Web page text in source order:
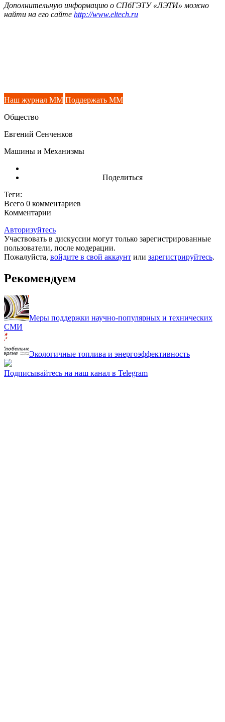
Дополнительную информацию о СПбГЭТУ «ЛЭТИ» можно
найти на его сайте http://www.eltech.ru
Наш журнал ММ Поддержать ММ
Общество
Евгений Сенченков
Машины и Механизмы
Поделиться
Теги:
Всего 0 комментариев
Комментарии
Авторизуйтесь
Участвовать в дискуссии могут только зарегистрированные
пользователи, после модерации.
Пожалуйста, войдите в свой аккаунт или зарегистрируйтесь.
Рекомендуем
Меры поддержки научно-популярных и технических
СМИ
Экологичные топлива и энергоэффективность
Подписывайтесь на наш канал в Telegram